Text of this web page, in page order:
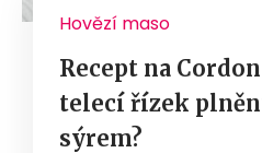
Hovězí maso
Recept na
telecí řízek
sýrem?